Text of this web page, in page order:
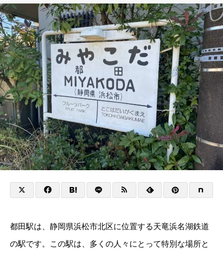
都田駅は、静岡県浜松市北区に位置する天竜浜名湖鉄道
の駅です。この駅は、多くの人々にとって特別な場所と